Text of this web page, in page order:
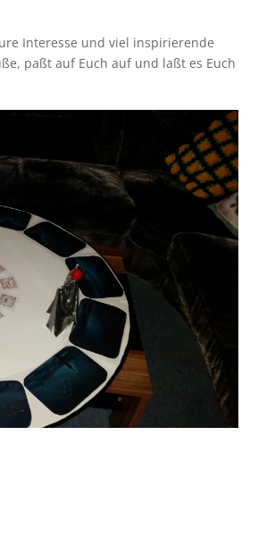
Interesse und viel inspirierende
paßt auf Euch auf und laßt es Euch